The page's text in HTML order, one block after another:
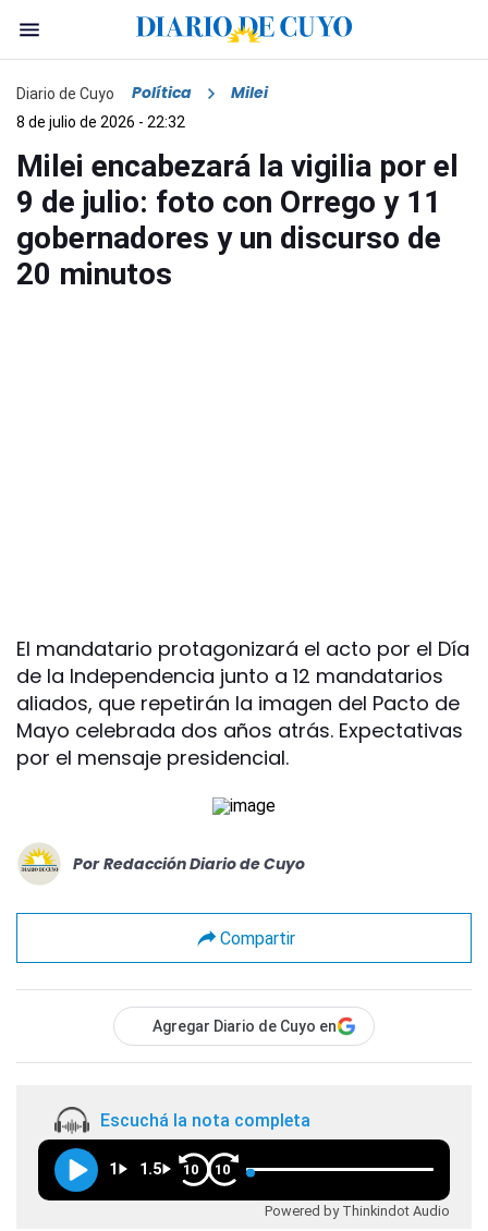
Diario de Cuyo Política Milei
8 de julio de 2026 - 22:32
Milei encabezará la vigilia por el
9 de julio: foto con Orrego y 11
gobernadores y un discurso de
20 minutos
El mandatario protagonizará el acto por el Día
de la Independencia junto a 12 mandatarios
aliados, que repetirán la imagen del Pacto de
Mayo celebrada dos años atrás. Expectativas
por el mensaje presidencial.
Por Redacción Diario de Cuyo
Compartir
Agregar Diario de Cuyo en
Escuchá la nota completa
1 1.5 10 10
Powered by Thinkindot Audio